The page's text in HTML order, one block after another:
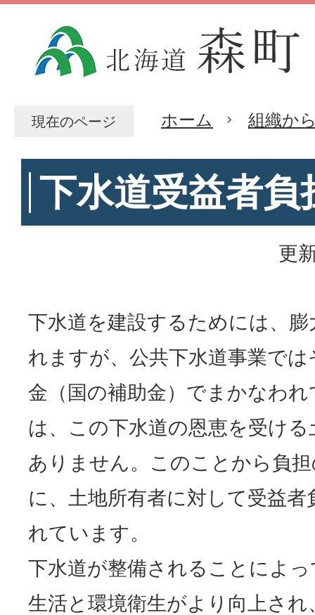
現在のページ ホーム 組織か
下水道受益者負
更
下水道を建設するためには、
れますが、公共下水道事業で
金（国の補助金）でまかなわ
は、この下水道の恩恵を受け
ありません。このことから負
に、土地所有者に対して受益
れています。
下水道が整備されることによ
生活と環境衛生がより向上さ